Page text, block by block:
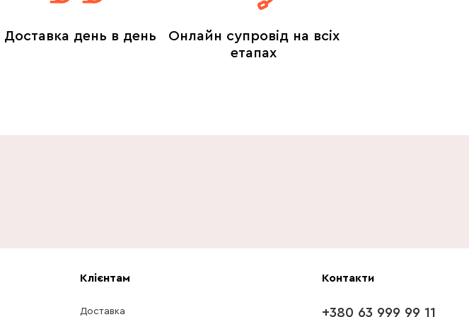
Доставка день в день
Онлайн супровід на всіх
етапах
Клієнтам
Доставка
Контакти
+380 63 999 99 11